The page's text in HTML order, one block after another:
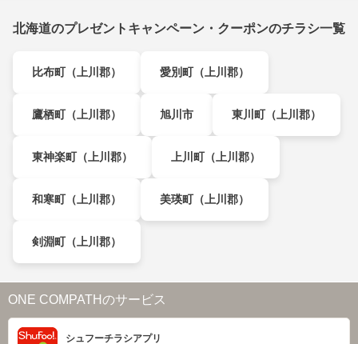
北海道のプレゼントキャンペーン・クーポンのチラシ一覧
比布町（上川郡） 愛別町（上川郡）
鷹栖町（上川郡） 旭川市 東川町（上川郡）
東神楽町（上川郡） 上川町（上川郡）
和寒町（上川郡） 美瑛町（上川郡）
剣淵町（上川郡）
ONE COMPATHのサービス
シュフーチラシアプリ